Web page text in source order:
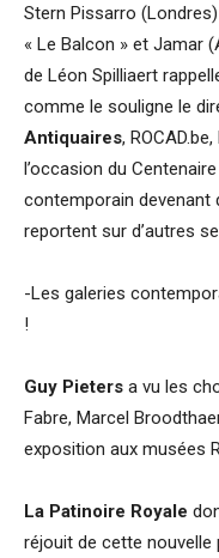
Stern Pissarro
« Le Balcon » et Jamar
de Léon Spilliaert
comme le souligne le
Antiquaires,
l’occasion du
contemporain devenant
reportent sur d’autres
-Les galeries
!
Guy Pieters a vu les
Fabre, Marcel
exposition aux musées
La Patinoire Royale
réjouit de cette